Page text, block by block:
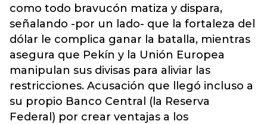
como todo bravucón matiza y dispara,
señalando -por un lado- que la fortaleza del
dólar le complica ganar la batalla, mientras
asegura que Pekín y la Unión Europea
manipulan sus divisas para aliviar las
restricciones. Acusación que llegó incluso a
su propio Banco Central (la Reserva
Federal) por crear ventajas a los